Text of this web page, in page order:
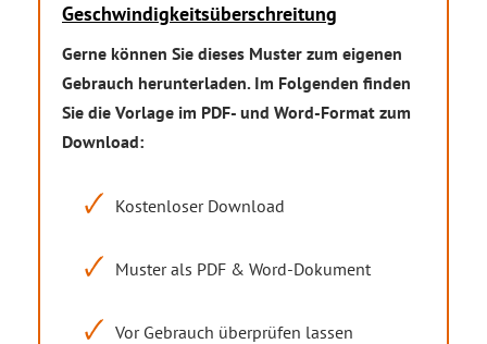
Geschwindigkeitsüberschreitung
Gerne können Sie dieses Muster zum eigenen
Gebrauch herunterladen. Im Folgenden finden
Sie die Vorlage im PDF- und Word-Format zum
Download:
Kostenloser Download
Muster als PDF & Word-Dokument
Vor Gebrauch überprüfen lassen